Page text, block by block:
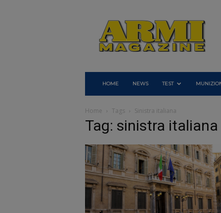
Armi
Magazine
HOME NEWS TEST
Home Tags Sinistra italiana
Tag: sinistra italiana